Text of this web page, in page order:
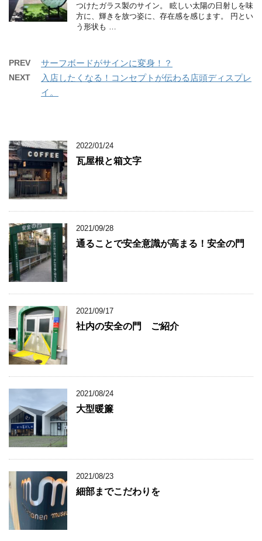
つけたガラス製のサイン。 眩しい太陽の日射しを味
方に、輝きを放つ姿に、存在感を感じます。 円とい
う形状も …
PREV サーフボードがサインに変身！？
NEXT
入店したくなる！コンセプトが伝わる店頭ディスプレ
イ。
2022/01/24
瓦屋根と箱文字
2021/09/28
通ることで安全意識が高まる！安全の門
2021/09/17
社内の安全の門 ご紹介
2021/08/24
大型暖簾
2021/08/23
細部までこだわりを